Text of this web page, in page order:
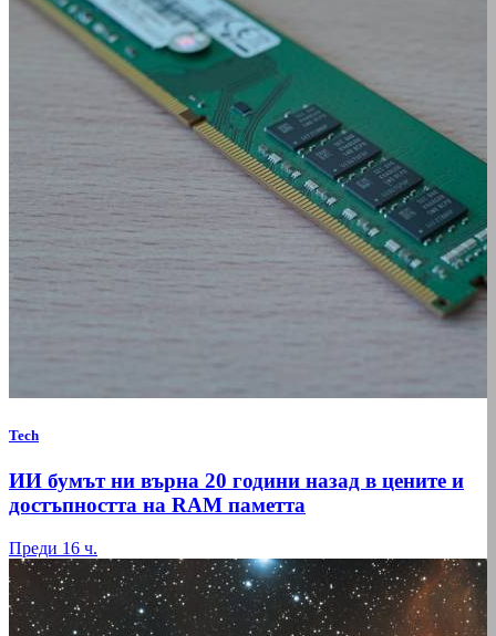
Tech
ИИ бумът ни върна 20 години назад в цените и
достъпността на RAM паметта
Преди 16 ч.